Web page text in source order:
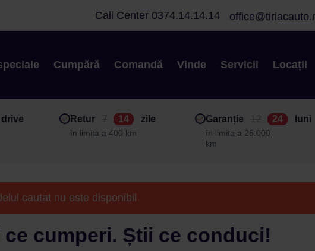
Call Center 0374.14.14.14
Cumpără Comandă Vinde Servicii Locații
Retur 14 zile
în limita a 400 km
Garanție 24 luni
în limita a 25.000
km
cautat nu este disponibil
ce cumperi. Știi ce conduci!